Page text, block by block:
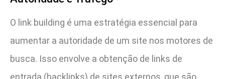
O link building é uma estratégia essencial para
aumentar a autoridade de um site nos motores de
busca. Isso envolve a obtenção de links de
entrada (backlinks) de sites externos, que são